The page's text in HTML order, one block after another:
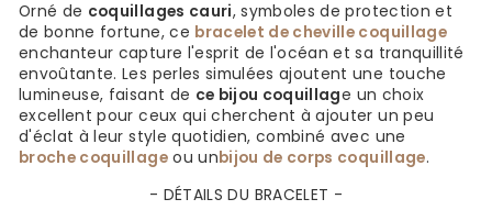
Orné de coquillages cauri, symboles de protection et
de bonne fortune, ce bracelet de cheville coquillage
enchanteur capture l'esprit de l'océan et sa tranquillité
envoûtante. Les perles simulées ajoutent une touche
lumineuse, faisant de ce bijou coquillage un choix
excellent pour ceux qui cherchent à ajouter un peu
d'éclat à leur style quotidien, combiné avec une
broche coquillageou unbijou de corps coquillage.
- DÉTAILS DU BRACELET -